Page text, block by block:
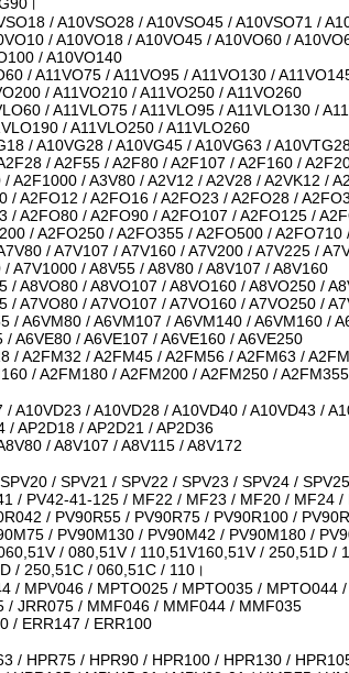
/ A10VSO28 / A10VSO45 / A10VSO71 /
/ A10VO18 / A10VO45 / A10VO60 /
/ A10VO140
/ A11VO75 / A11VO95 / A11VO130 /
/ A11VO210 / A11VO250 / A11VO260
/ A11VLO75 / A11VLO95 / A11VLO130 /
/ A11VLO250 / A11VLO260
/ A10VG28 / A10VG45 / A10VG63 /
/ A2F55 / A2F80 / A2F107 / A2F160 /
A2F1000 / A3V80 / A2V12 / A2V28 / A2VK12 /
/ A2FO12 / A2FO16 / A2FO23 / A2FO28 /
/ A2FO80 / A2FO90 / A2FO107 / A2FO125 /
/ A2FO250 / A2FO355 / A2FO500 / A2FO710
/ A7V107 / A7V160 / A7V200 / A7V225 /
A7V1000 / A8V55 / A8V80 / A8V107 / A8V160
/ A8VO80 / A8VO107 / A8VO160 / A8VO250 /
/ A7VO80 / A7VO107 / A7VO160 / A7VO250 /
/ A6VM80 / A6VM107 / A6VM140 / A6VM160 /
/ A6VE80 / A6VE107 / A6VE160 / A6VE250
/ A2FM32 / A2FM45 / A2FM56 / A2FM63 /
/ A2FM180 / A2FM200 / A2FM250 /
/ A10VD23 / A10VD28 / A10VD40 / A10VD43 /
/ AP2D18 / AP2D21 / AP2D36
/ A8V107 / A8V115 / A8V172
/ SPV21 / SPV22 / SPV23 / SPV24 /
/ PV42-41-125 / MF22 / MF23 / MF20 / MF24 /
/ PV90R55 / PV90R75 / PV90R100 /
/ PV90M130 / PV90M42 / PV90M180 /
/ 080,51V / 110,51V160,51V / 250,51D /
/ 250,51C / 060,51C / 110।
/ MPV046 / MPTO025 / MPTO035 / MPTO044
/ JRR075 / MMF046 / MMF044 / MMF035
/ ERR147 / ERR100
/ HPR75 / HPR90 / HPR100 / HPR130 /